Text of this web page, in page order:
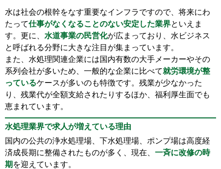
水は社会の根幹をなす重要なインフラですので、将来にわ
たって仕事がなくなることのない安定した業界といえま
す。更に、 水道事業の民営化が広まっており、水ビジネス
と呼ばれる分野に大きな注目が集まっています。
また、水処理関連企業には国内有数の大手メーカーやその
系列会社が多いため、一般的な企業に比べて就労環境が整
っているケースが多いのも特徴です。残業が少なかった
り、残業代が全額支給されたりするほか、福利厚生面でも
恵まれています。
水処理業界で求人が増えている理由
国内の公共の浄水処理場、下水処理場、ポンプ場は高度経
済成長期に整備されたものが多く、現在、 一斉に改修の時
期 を迎えています。